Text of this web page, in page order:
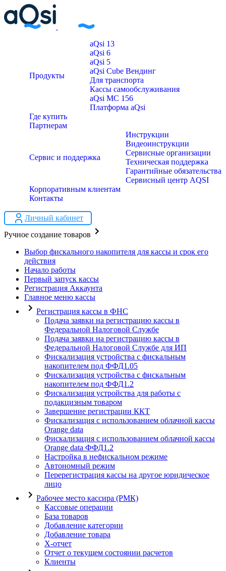
Продукты
aQsi 13
aQsi 6
aQsi 5
aQsi Cube Вендинг
Для транспорта
Кассы самообслуживания
aQsi МС 156
Платформа aQsi
Где купить
Партнерам
Сервис и поддержка
Инструкции
Видеоинструкции
Сервисные организации
Техническая поддержка
Гарантийные обязательства
Сервисный центр AQSI
Корпоративным клиентам
Контакты
Личный кабинет
Ручное создание товаров
Выбор фискального накопителя для кассы и срок его
действия
Начало работы
Первый запуск кассы
Регистрация Аккаунта
Главное меню кассы
Регистрация кассы в ФНС
Подача заявки на регистрацию кассы в
Федеральной Налоговой Службе
Подача заявки на регистрацию кассы в
Федеральной Налоговой Службе для ИП
Фискализация устройства с фискальным
накопителем под ФФД1.05
Фискализация устройства с фискальным
накопителем под ФФД1.2
Фискализация устройства для работы с
подакцизным товаром
Завершение регистрации ККТ
Фискализация с использованием облачной кассы
Orange data
Фискализация с использованием облачной кассы
Orange data ФФД1.2
Настройка в нефискальном режиме
Автономный режим
Перерегистрация кассы на другое юридическое
лицо
Рабочее место кассира (РМК)
Кассовые операции
База товаров
Добавление категории
Добавление товара
X-отчет
Отчет о текущем состоянии расчетов
Клиенты